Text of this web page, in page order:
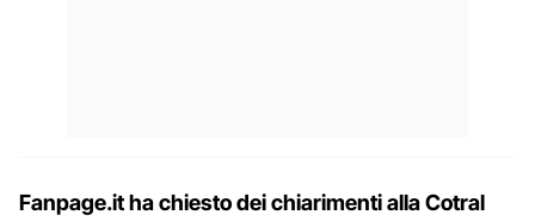
Fanpage.it ha chiesto dei chiarimenti alla Cotral